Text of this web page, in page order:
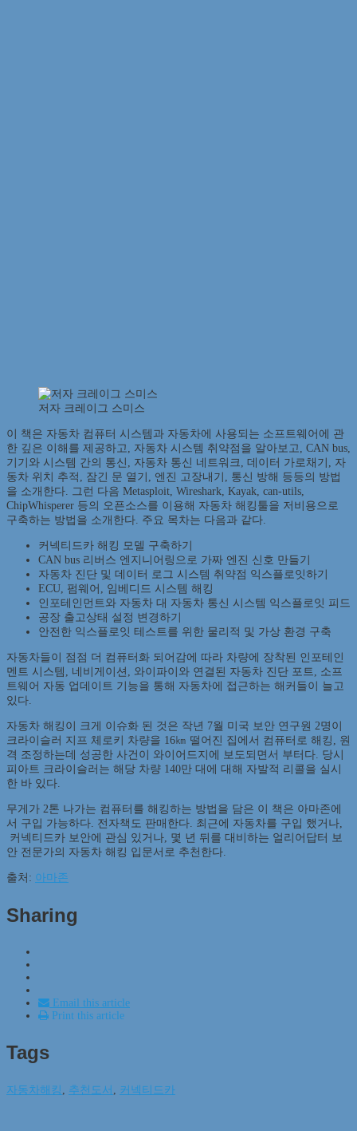
저자 크레이그 스미스
이 책은 자동차 컴퓨터 시스템과 자동차에 사용되는 소프트웨어에 관
한 깊은 이해를 제공하고, 자동차 시스템 취약점을 알아보고, CAN bus,
기기와 시스템 간의 통신, 자동차 통신 네트워크, 데이터 가로채기, 자
동차 위치 추적, 잠긴 문 열기, 엔진 고장내기, 통신 방해 등등의 방법
을 소개한다. 그런 다음 Metasploit, Wireshark, Kayak, can-utils,
ChipWhisperer 등의 오픈소스를 이용해 자동차 해킹툴을 저비용으로
구축하는 방법을 소개한다. 주요 목차는 다음과 같다.
커넥티드카 해킹 모델 구축하기
CAN bus 리버스 엔지니어링으로 가짜 엔진 신호 만들기
자동차 진단 및 데이터 로그 시스템 취약점 익스플로잇하기
ECU, 펌웨어, 임베디드 시스템 해킹
인포테인먼트와 자동차 대 자동차 통신 시스템 익스플로잇 피드
공장 출고상태 설정 변경하기
안전한 익스플로잇 테스트를 위한 물리적 및 가상 환경 구축
자동차들이 점점 더 컴퓨터화 되어감에 따라 차량에 장착된 인포테인
멘트 시스템, 네비게이션, 와이파이와 연결된 자동차 진단 포트, 소프
트웨어 자동 업데이트 기능을 통해 자동차에 접근하는 해커들이 늘고
있다.
자동차 해킹이 크게 이슈화 된 것은 작년 7월 미국 보안 연구원 2명이
크라이슬러 지프 체로키 차량을 16㎞ 떨어진 집에서 컴퓨터로 해킹, 원
격 조정하는데 성공한 사건이 와이어드지에 보도되면서 부터다. 당시
피아트 크라이슬러는 해당 차량 140만 대에 대해 자발적 리콜을 실시
한 바 있다.
무게가 2톤 나가는 컴퓨터를 해킹하는 방법을 담은 이 책은 아마존에
서 구입 가능하다. 전자책도 판매한다. 최근에 자동차를 구입 했거나,
커넥티드카 보안에 관심 있거나, 몇 년 뒤를 대비하는 얼리어답터 보
안 전문가의 자동차 해킹 입문서로 추천한다.
출처: 아마존
Sharing
Email this article
Print this article
Tags
자동차해킹 추천도서 커넥티드카